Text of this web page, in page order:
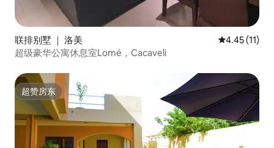
联排别墅 ｜ 洛美 平均评分
4.45 (11)
超级豪华公寓休息室Lomé，Cacaveli
超赞房东
超赞房东